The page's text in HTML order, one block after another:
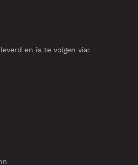
en is te volgen via: